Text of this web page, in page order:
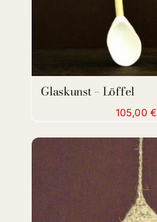
Glaskunst – Löffel
105,00€